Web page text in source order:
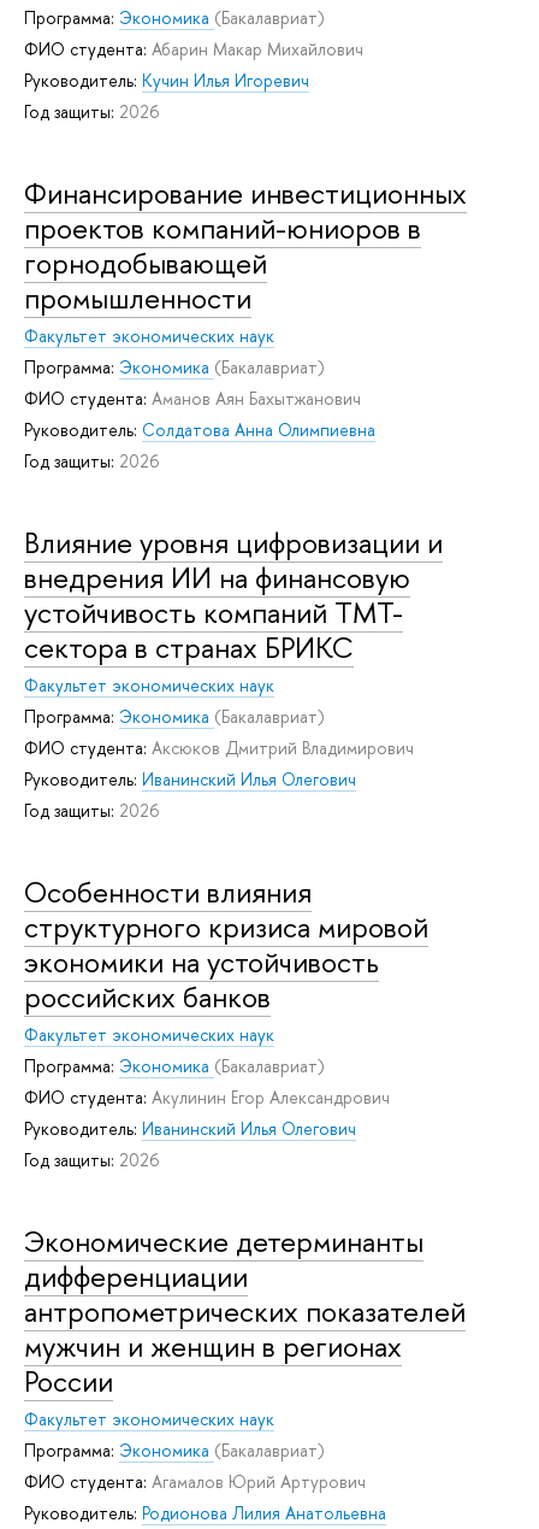
Программа: Экономика (Бакалавриат)
ФИО студента: Абарин Макар Михайлович
Руководитель: Кучин Илья Игоревич
Год защиты: 2026
Финансирование инвестиционных
проектов компаний-юниоров в
горнодобывающей
промышленности
Факультет экономических наук
Программа: Экономика (Бакалавриат)
ФИО студента: Аманов Аян Бахытжанович
Руководитель: Солдатова Анна Олимпиевна
Год защиты: 2026
Влияние уровня цифровизации и
внедрения ИИ на финансовую
устойчивость компаний TMT-
сектора в странах БРИКС
Факультет экономических наук
Программа: Экономика (Бакалавриат)
ФИО студента: Аксюков Дмитрий Владимирович
Руководитель: Иванинский Илья Олегович
Год защиты: 2026
Особенности влияния
структурного кризиса мировой
экономики на устойчивость
российских банков
Факультет экономических наук
Программа: Экономика (Бакалавриат)
ФИО студента: Акулинин Егор Александрович
Руководитель: Иванинский Илья Олегович
Год защиты: 2026
Экономические детерминанты
дифференциации
антропометрических показателей
мужчин и женщин в регионах
России
Факультет экономических наук
Программа: Экономика (Бакалавриат)
ФИО студента: Агамалов Юрий Артурович
Руководитель: Родионова Лилия Анатольевна